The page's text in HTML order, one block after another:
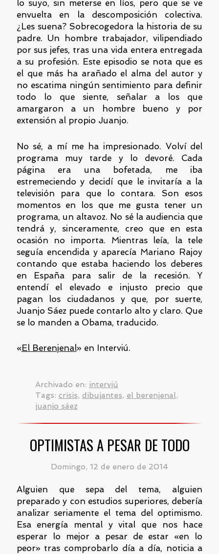
lo suyo, sin meterse en líos, pero que se ve
envuelta en la descomposición colectiva.
¿Les suena? Sobrecogedora la historia de su
padre. Un hombre trabajador, vilipendiado
por sus jefes, tras una vida entera entregada
a su profesión. Este episodio se nota que es
el que más ha arañado el alma del autor y
no escatima ningún sentimiento para definir
todo lo que siente, señalar a los que
amargaron a un hombre bueno y por
extensión al propio Juanjo.
No sé, a mí me ha impresionado. Volví del
programa muy tarde y lo devoré. Cada
página era una bofetada, me iba
estremeciendo y decidí que le invitaría a la
televisión para que lo contara. Son esos
momentos en los que me gusta tener un
programa, un altavoz. No sé la audiencia que
tendrá y, sinceramente, creo que en esta
ocasión no importa. Mientras leía, la tele
seguía encendida y aparecía Mariano Rajoy
contando que estaba haciendo los deberes
en España para salir de la recesión. Y
entendí el elevado e injusto precio que
pagan los ciudadanos y que, por suerte,
Juanjo Sáez puede contarlo alto y claro. Que
se lo manden a Obama, traducido.
«El Berenjenal» en Interviú.
Archivado en: interviú
Tags: crisis, dibujantes, el berenjenal,
juanjo sáez
OPTIMISTAS A PESAR DE TODO
Domingo, 12 de enero de 2014
Alguien que sepa del tema, alguien
preparado y con estudios superiores, debería
analizar seriamente el tema del optimismo.
Esa energía mental y vital que nos hace
esperar lo mejor a pesar de estar «en lo
peor» tras comprobarlo día a día, noticia a